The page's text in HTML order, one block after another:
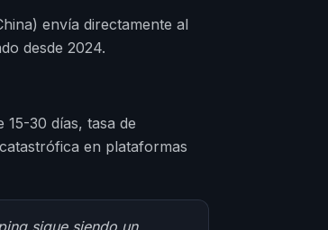
envía directamente al
desde 2024.
30 días, tasa de
en plataformas
sigue siendo un